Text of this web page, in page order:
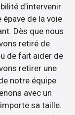
d’intervenir
de la voie
Dès que nous
retiré de
de fait aider de
retirer une
notre équipe
avec un
sa taille.